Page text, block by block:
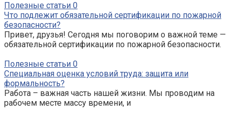
Полезные статьи 0
Что подлежит обязательной сертификации по пожарной
безопасности?
Привет, друзья! Сегодня мы поговорим о важной теме —
обязательной сертификации по пожарной безопасности.
Полезные статьи 0
Специальная оценка условий труда: защита или
формальность?
Работа – важная часть нашей жизни. Мы проводим на
рабочем месте массу времени, и